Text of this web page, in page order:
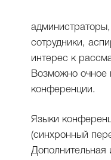
сотрудники,
интерес к
Возможно очное
конференции.
Языки
(синхронный